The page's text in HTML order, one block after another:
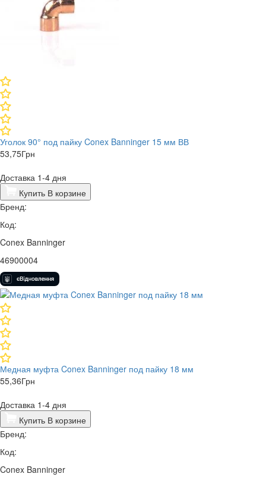
Уголок 90° под пайку Conex Banninger 15 мм ВВ
53,75Грн
Доставка 1-4 дня
Купить В корзине
Бренд:
Код:
Conex Banninger
46900004
​Медная муфта Conex Banninger под пайку 18 мм
55,36Грн
Доставка 1-4 дня
Купить В корзине
Бренд:
Код:
Conex Banninger